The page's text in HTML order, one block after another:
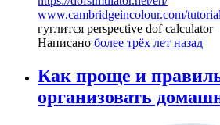
www.cambridgeincolour.com/
гуглится perspective dof calculator
Написано более трёх лет назад
Как проще и
организовать